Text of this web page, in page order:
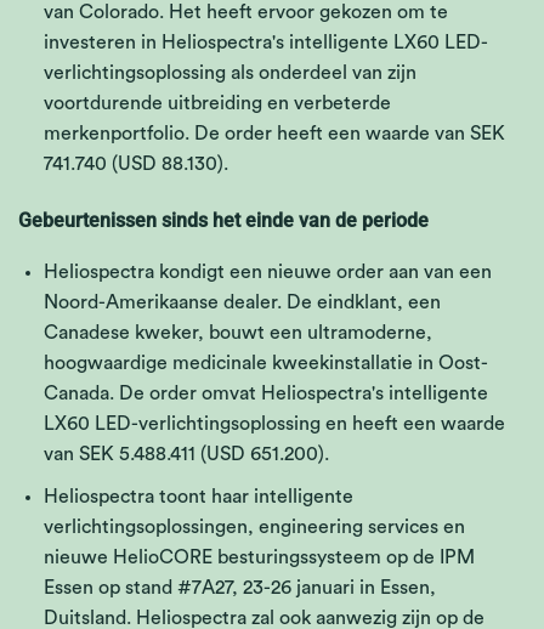
van Colorado. Het heeft ervoor gekozen om te
investeren in Heliospectra's intelligente LX60 LED-
verlichtingsoplossing als onderdeel van zijn
voortdurende uitbreiding en verbeterde
merkenportfolio. De order heeft een waarde van SEK
741.740 (USD 88.130).
Gebeurtenissen sinds het einde van de periode
Heliospectra kondigt een nieuwe order aan van een
Noord-Amerikaanse dealer. De eindklant, een
Canadese kweker, bouwt een ultramoderne,
hoogwaardige medicinale kweekinstallatie in Oost-
Canada. De order omvat Heliospectra's intelligente
LX60 LED-verlichtingsoplossing en heeft een waarde
van SEK 5.488.411 (USD 651.200).
Heliospectra toont haar intelligente
verlichtingsoplossingen, engineering services en
nieuwe HelioCORE besturingssysteem op de IPM
Essen op stand #7A27, 23-26 januari in Essen,
Duitsland. Heliospectra zal ook aanwezig zijn op de